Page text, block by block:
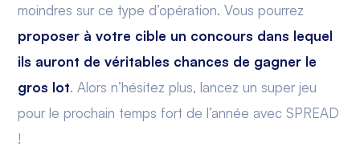
moindres sur ce type d’opération. Vous pourrez
proposer à votre cible un concours dans lequel
ils auront de véritables chances de gagner le
gros lot. Alors n’hésitez plus, lancez un super jeu
pour le prochain temps fort de l’année avec SPREAD
!